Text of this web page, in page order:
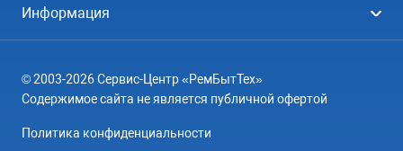
Посудомоечные машины
Кондиционеры
Варочные панели
Кондиционеры
Информация
География
© 2003-2026 Сервис-Центр «РемБытТех»
Содержимое сайта не является публичной офертой
Политика конфиденциальности